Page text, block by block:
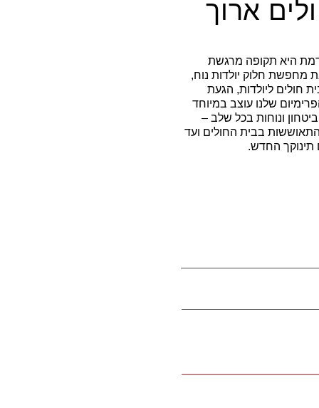
ארוך
היא תקופה מרגשת
מחפשת חלוק יולדות נוח,
חולים ליולדות, הגעת
שלנו עוצב במיוחד
ונוחות בכל שלב –
בבית החולים ועד
תינוקך החדש.